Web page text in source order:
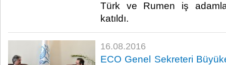
Türk ve Rumen iş
katıldı.​
16.08.2016
ECO Genel Sekreteri